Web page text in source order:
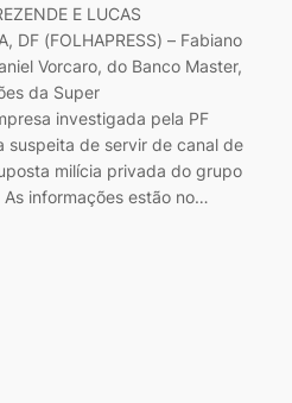
E LUCAS
DF (FOLHAPRESS) – Fabiano
Vorcaro, do Banco Master,
da Super
investigada pela PF
suspeita de servir de canal de
milícia privada do grupo
informações estão no…